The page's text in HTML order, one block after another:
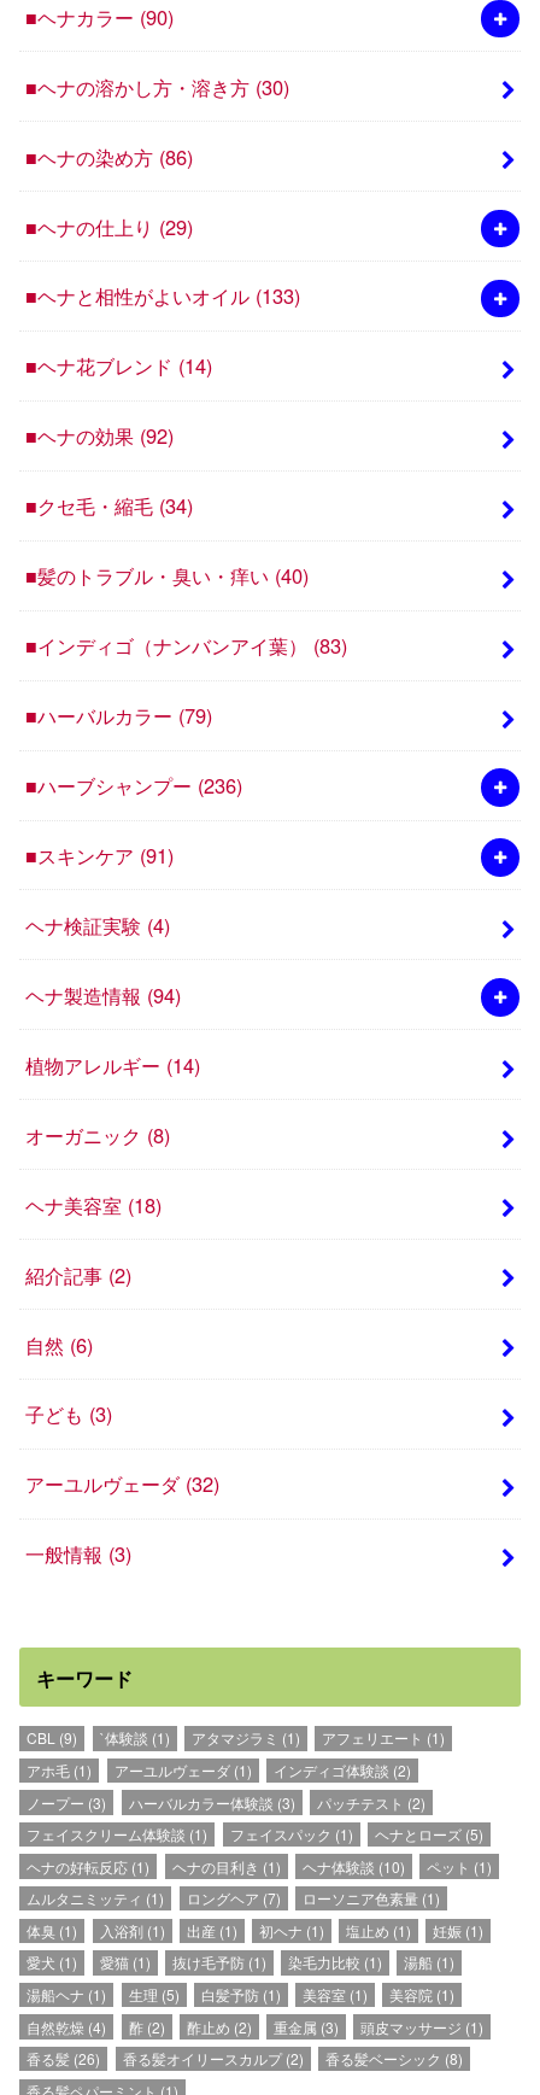
■ヘナカラー (90)
■ヘナの溶かし方・溶き方 (30)
■ヘナの染め方 (86)
■ヘナの仕上り (29)
■ヘナと相性がよいオイル (133)
■ヘナ花ブレンド (14)
■ヘナの効果 (92)
■クセ毛・縮毛 (34)
■髪のトラブル・臭い・痒い (40)
■インディゴ（ナンバンアイ葉） (83)
■ハーバルカラー (79)
■ハーブシャンプー (236)
■スキンケア (91)
ヘナ検証実験 (4)
ヘナ製造情報 (94)
植物アレルギー (14)
オーガニック (8)
ヘナ美容室 (18)
紹介記事 (2)
自然 (6)
子ども (3)
アーユルヴェーダ (32)
一般情報 (3)
キーワード
CBL (9) `体験談 (1) アタマジラミ (1) アフェリエート (1)
アホ毛 (1) アーユルヴェーダ(1) インディゴ体験談 (2)
ノープー (3) ハーバルカラー体験談 (3) パッチテスト (2)
フェイスクリーム体験談 (1) フェイスパック (1) ヘナとローズ(5)
ヘナの好転反応 (1) ヘナの目利き (1) ヘナ体験談 (10) ペット (1)
ムルタニミッティ (1) ロングヘア (7) ローソニア色素量(1)
体臭 (1) 入浴剤(1) 出産(1) 初ヘナ (1) 塩止め (1) 妊娠 (1)
愛犬 (1) 愛猫(1) 抜け毛予防(1) 染毛力比較 (1) 湯船 (1)
湯船ヘナ (1) 生理 (5) 白髪予防(1) 美容室 (1) 美容院 (1)
自然乾燥 (4) 酢(2) 酢止め (2) 重金属 (3) 頭皮マッサージ (1)
香る髪 (26) 香る髪オイリースカルプ(2) 香る髪ベーシック (8)
香る髪ペパーミント (1)